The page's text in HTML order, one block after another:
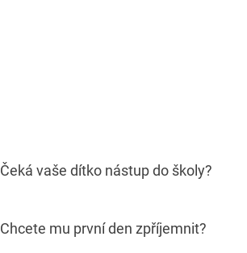
Čeká vaše dítko nástup do školy?
Chcete mu první den zpříjemnit?